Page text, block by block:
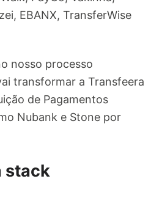
EBANX, TransferWise
nosso processo
transformar a Transfeera
de Pagamentos
Nubank e Stone por
stack